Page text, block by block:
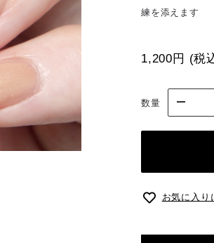
練を添えます
1,200円 (税
数量
お気に入り